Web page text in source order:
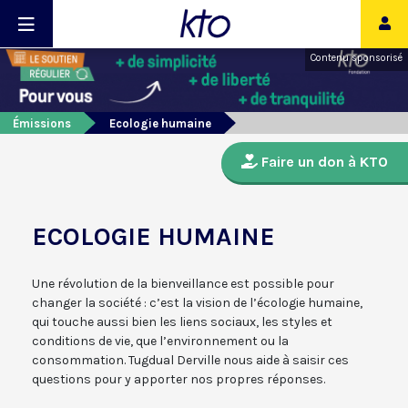
Contenu sponsorisé
Émissions Ecologie humaine
Faire un don à KTO
ECOLOGIE HUMAINE
Une révolution de la bienveillance est possible pour
changer la société : c’est la vision de l’écologie humaine,
qui touche aussi bien les liens sociaux, les styles et
conditions de vie, que l’environnement ou la
consommation. Tugdual Derville nous aide à saisir ces
questions pour y apporter nos propres réponses.